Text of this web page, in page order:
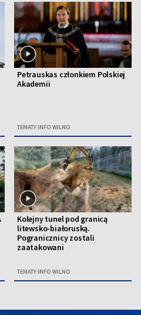
Petrauskas członkiem Polskiej
Akademii
TEMATY INFO WILNO
Kolejny tunel pod granicą
litewsko-białoruską.
Pogranicznicy zostali
zaatakowani
TEMATY INFO WILNO